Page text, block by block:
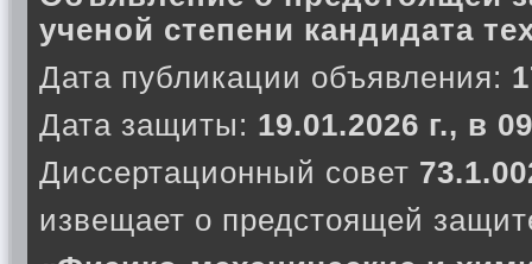
ученой степени кандидата
Дата публикации объявления:
Дата защиты: 19.01.2026 г., в
Диссертационный совет
извещает о предстоящей